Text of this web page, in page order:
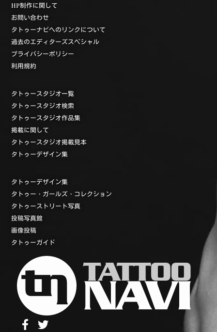
HP制作に関して
お問い合わせ
タトゥーナビへのリンクについて
過去のエディターズスペシャル
プライバシーポリシー
利用規約
タトゥースタジオ一覧
タトゥースタジオ検索
タトゥースタジオ作品集
掲載に関して
タトゥースタジオ掲載見本
タトゥーデザイン集
タトゥーデザイン集
タトゥー・ガールズ・コレクション
タトゥーストリート写真
投稿写真館
画像投稿
タトゥーガイド